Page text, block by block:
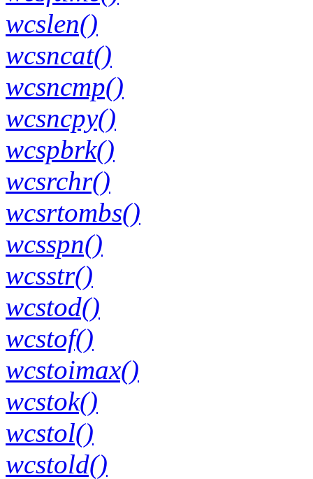
wcslen()
wcsncat()
wcsncmp()
wcsncpy()
wcspbrk()
wcsrchr()
wcsrtombs()
wcsspn()
wcsstr()
wcstod()
wcstof()
wcstoimax()
wcstok()
wcstol()
wcstold()